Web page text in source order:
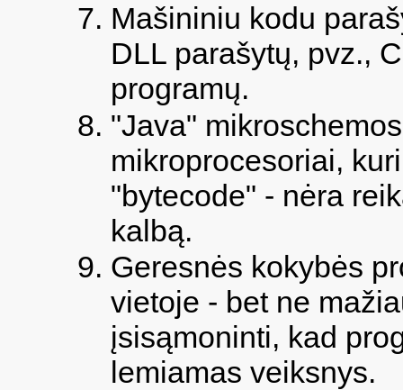
Mašininiu kodu
DLL parašytų, pvz.,
programų.
"Java"
mikroprocesoriai,
"bytecode" - nėra
kalbą.
Geresnės kokybės
vietoje - bet ne
įsisąmoninti, kad
lemiamas veiksnys.